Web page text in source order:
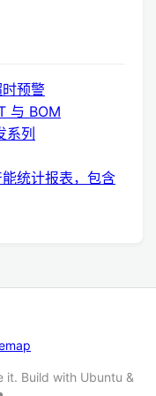
预警
与 BOM
系列
统计报表，包含
Build with Ubuntu &